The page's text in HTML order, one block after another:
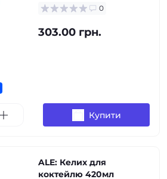
0
303.00 грн.
Купити
ALE: Келих для
коктейлю 420мл